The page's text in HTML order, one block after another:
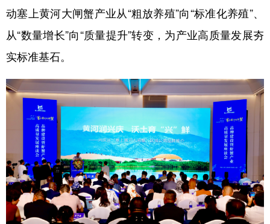
动塞上黄河大闸蟹产业从“粗放养殖”向“标准化养殖”、
从“数量增长”向“质量提升”转变，为产业高质量发展夯
实标准基石。